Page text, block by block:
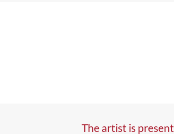
The artist is present